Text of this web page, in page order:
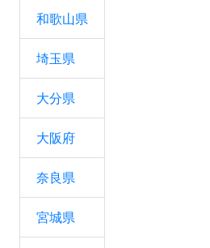
和歌山県
埼玉県
大分県
大阪府
奈良県
宮城県